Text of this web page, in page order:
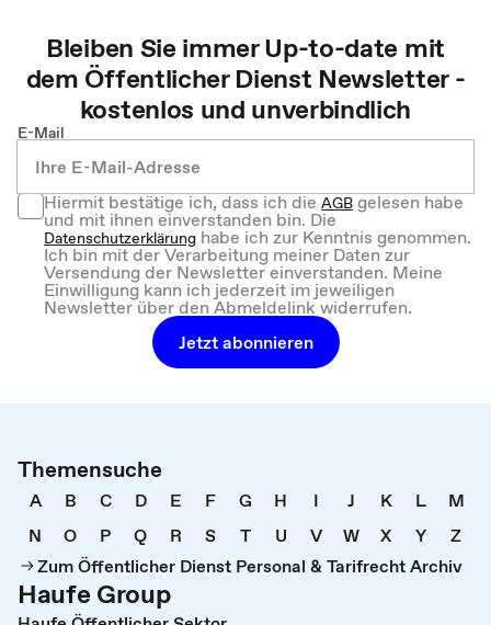
Bleiben Sie immer Up-to-date mit
dem Öffentlicher Dienst Newsletter -
kostenlos und unverbindlich
E-Mail
Hiermit bestätige ich, dass ich dieAGBgelesen habe
und mit ihnen einverstanden bin. Die
Datenschutzerklärung habe ich zur Kenntnis genommen.
Ich bin mit der Verarbeitung meiner Daten zur
Versendung der Newsletter einverstanden. Meine
Einwilligung kann ich jederzeit im jeweiligen
Newsletter über den Abmeldelink widerrufen.
Jetzt abonnieren
Themensuche
A B C D E F G H I J K L
M
N
O P Q R S T U V W X Y
Z
Zum Öffentlicher Dienst Personal & Tarifrecht Archiv
Haufe Group